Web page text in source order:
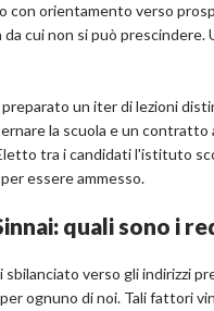
con orientamento verso
cui non si può
un iter di lezioni
la scuola e un
tra i candidati l'istituto
essere ammesso.
quali sono i
verso gli indirizzi
ognuno di noi. Tali fattori